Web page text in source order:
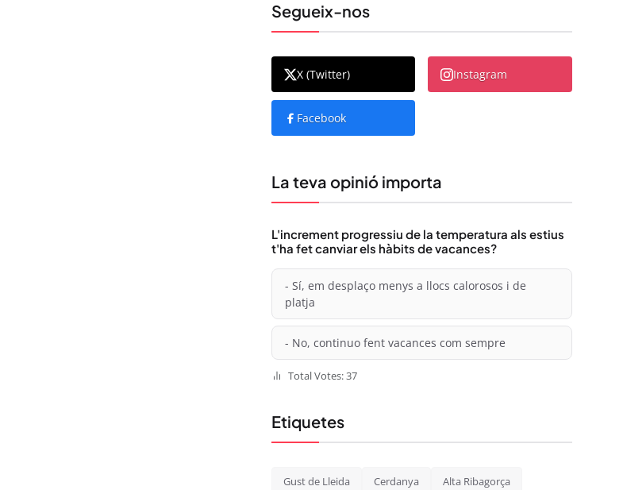
Segueix-nos
X (Twitter) Instagram
Facebook
La teva opinió importa
L'increment progressiu de la temperatura als estius
t'ha fet canviar els hàbits de vacances?
- Sí, em desplaço menys a llocs calorosos i de
platja
- No, continuo fent vacances com sempre
Total Votes: 37
Etiquetes
Gust de Lleida Cerdanya Alta Ribagorça